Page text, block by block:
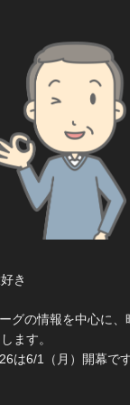
き
グの情報を中心に、
ます。
は6/1（月）開幕です